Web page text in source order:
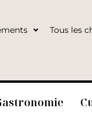
Tous les